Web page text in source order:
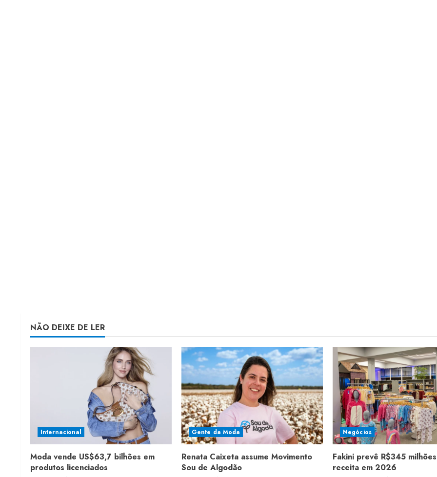
NÃO DEIXE DE LER
Internacional
Moda vende US$63,7 bilhões em
produtos licenciados
Gente da Moda
Renata Caixeta assume Movimento
Sou de Algodão
Negócios
Fakini prevê R$345
receita em 2026